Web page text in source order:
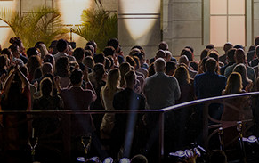
Qu’est-ce que la grandeur ?